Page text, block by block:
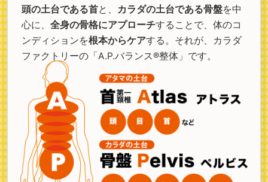
頭の土台である首と、 カラダの土台である骨盤を中
心に、全身の骨格にアプローチすることで、体のコ
ンディションを根本からケアする。それが、カラダ
ファクトリーの「A.P.バランス®整体」です。